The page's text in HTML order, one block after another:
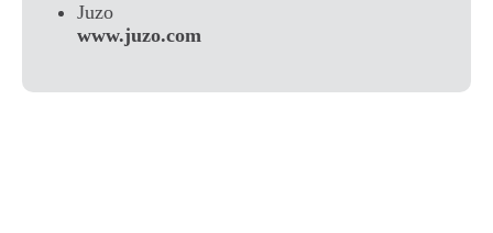
Juzo
www.juzo.com